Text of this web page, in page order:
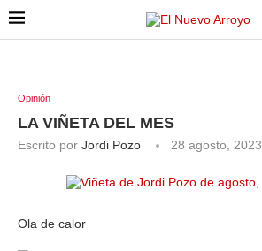
Opinión
LA VIÑETA DEL MES
Escrito por Jordi Pozo 28 agosto, 2023
Ola de calor